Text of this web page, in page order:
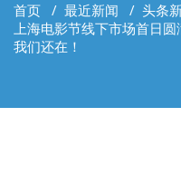
首页 / 最近新闻 / 头条
上海电影节线下市场首日
我们还在！